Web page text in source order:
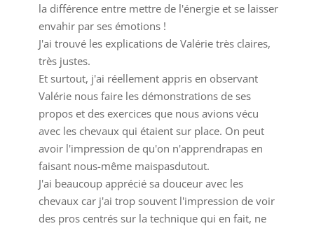
la différence entre mettre de l'énergie et se laisser
envahir par ses émotions !
J'ai trouvé les explications de Valérie très claires,
très justes.
Et surtout, j'ai réellement appris en observant
Valérie nous faire les démonstrations de ses
propos et des exercices que nous avions vécu
avec les chevaux qui étaient sur place. On peut
avoir l'impression de qu'on n'apprendrapas en
faisant nous-même maispasdutout.
J'ai beaucoup apprécié sa douceur avec les
chevaux car j'ai trop souvent l'impression de voir
des pros centrés sur la technique qui en fait, ne